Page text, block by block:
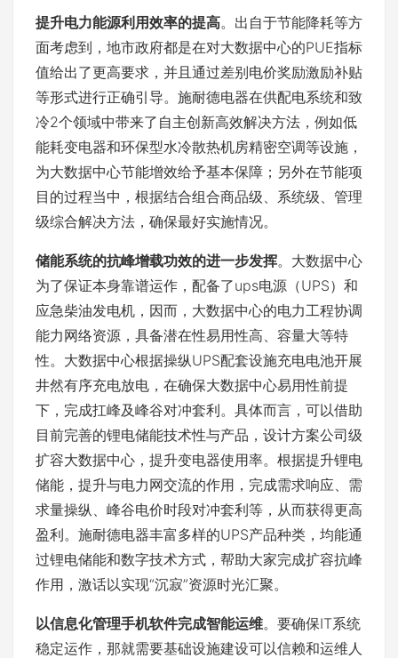
提升电力能源利用效率的提高。出自于节能降耗等方
面考虑到，地市政府都是在对大数据中心的PUE指标
值给出了更高要求，并且通过差别电价奖励激励补贴
等形式进行正确引导。施耐德电器在供配电系统和致
冷2个领域中带来了自主创新高效解决方法，例如低
能耗变电器和环保型水冷散热机房精密空调等设施，
为大数据中心节能增效给予基本保障；另外在节能项
目的过程当中，根据结合组合商品级、系统级、管理
级综合解决方法，确保最好实施情况。
储能系统的抗峰增载功效的进一步发挥。大数据中心
为了保证本身靠谱运作，配备了ups电源（UPS）和
应急柴油发电机，因而，大数据中心的电力工程协调
能力网络资源，具备潜在性易用性高、容量大等特
性。大数据中心根据操纵UPS配套设施充电电池开展
井然有序充电放电，在确保大数据中心易用性前提
下，完成扛峰及峰谷对冲套利。具体而言，可以借助
目前完善的锂电储能技术性与产品，设计方案公司级
扩容大数据中心，提升变电器使用率。根据提升锂电
储能，提升与电力网交流的作用，完成需求响应、需
求量操纵、峰谷电价时段对冲套利等，从而获得更高
盈利。施耐德电器丰富多样的UPS产品种类，均能通
过锂电储能和数字技术方式，帮助大家完成扩容抗峰
作用，激话以实现“沉寂”资源时光汇聚。
以信息化管理手机软件完成智能运维。要确保IT系统
稳定运作，那就需要基础设施建设可以信赖和运维人